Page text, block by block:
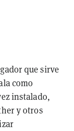
que sirve
como
instalado,
y otros